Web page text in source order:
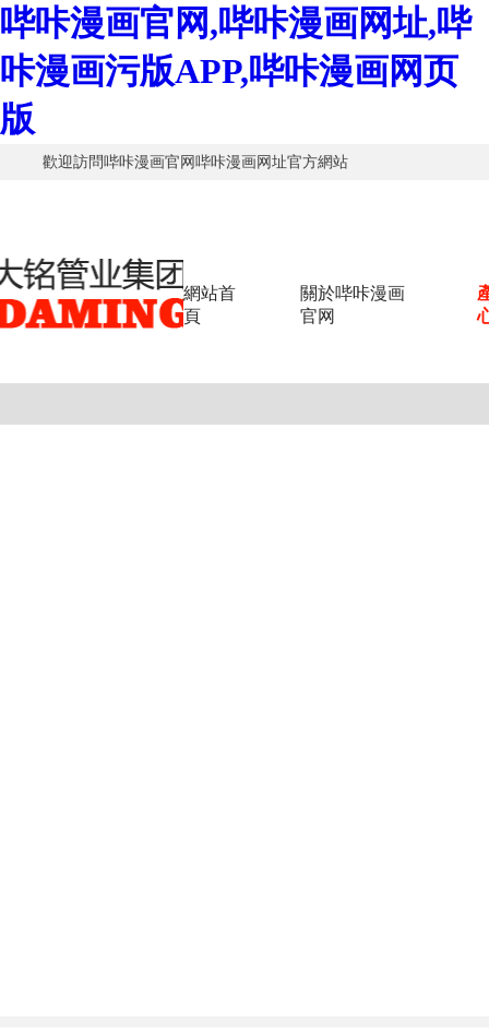
哔咔漫画官网,哔咔漫画网址,哔
咔漫画污版APP,哔咔漫画网页
版
歡迎訪問哔咔漫画官网哔咔漫画网址官方網站
網站首
頁
關於哔咔漫画
官网